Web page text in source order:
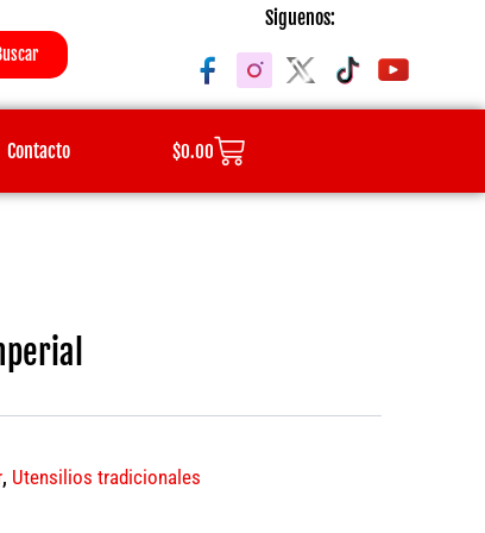
Siguenos:
Contacto $0.00Cart
, Utensilios tradicionales